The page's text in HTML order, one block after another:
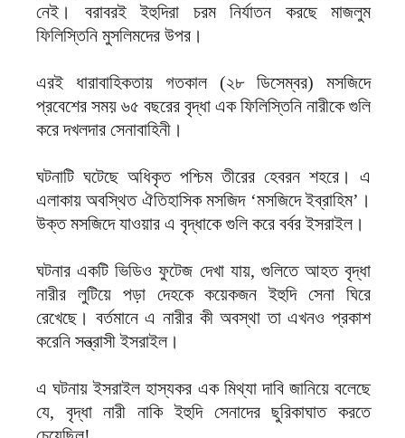
নেই। বরাবরই ইহুদিরা চরম নির্যাতন করছে মাজলুম
ফিলিস্তিনি মুসলিমদের উপর।
এরই ধারাবাহিকতায় গতকাল (২৮ ডিসেম্বর) মসজিদে
প্রবেশের সময় ৬৫ বছরের বৃদ্ধা এক ফিলিস্তিনি নারীকে গুলি
করে দখলদার সেনাবাহিনী।
ঘটনাটি ঘটেছে অধিকৃত পশ্চিম তীরের হেবরন শহরে। এ
এলাকায় অবস্থিত ঐতিহাসিক মসজিদ ‘মসজিদে ইব্রাহিম’।
উক্ত মসজিদে যাওয়ার এ বৃদ্ধাকে গুলি করে বর্বর ইসরাইল।
ঘটনার একটি ভিডিও ফুটেজ দেখা যায়, গুলিতে আহত বৃদ্ধা
নারীর লুটিয়ে পড়া দেহকে কয়েকজন ইহুদি সেনা ঘিরে
রেখেছে। বর্তমানে এ নারীর কী অবস্থা তা এখনও প্রকাশ
করেনি সন্ত্রাসী ইসরাইল।
এ ঘটনায় ইসরাইল হাস্যকর এক মিথ্যা দাবি জানিয়ে বলেছে
যে, বৃদ্ধা নারী নাকি ইহুদি সেনাদের ছুরিকাঘাত করতে